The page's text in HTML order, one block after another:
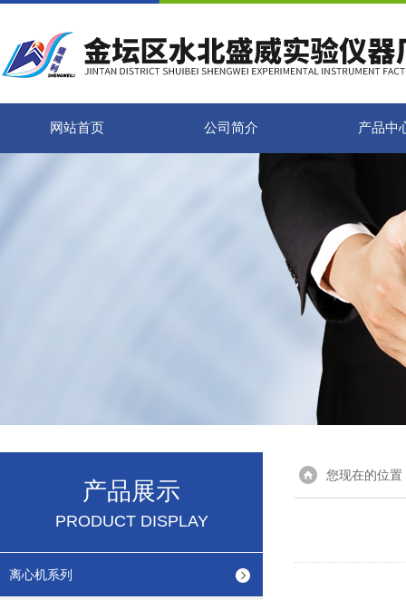
网站首页 公司简介 产品中
产品展示
PRODUCT DISPLAY
离心机系列
您现在的位置